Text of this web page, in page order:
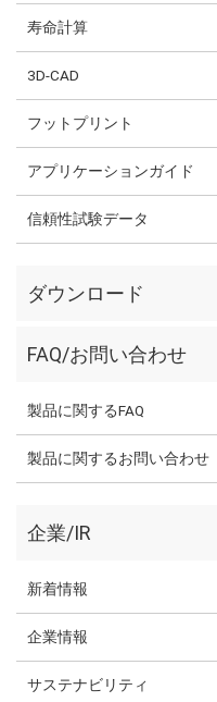
寿命計算
3D-CAD
フットプリント
アプリケーションガイド
信頼性試験データ
ダウンロード
FAQ/お問い合わせ
製品に関するFAQ
製品に関するお問い合わせ
企業/IR
新着情報
企業情報
サステナビリティ